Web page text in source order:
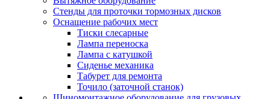
Стенды для проточки тормозных дисков
Оснащение рабочих мест
Тиски слесарные
Лампа переноска
Лампа с катушкой
Сиденье механика
Табурет для ремонта
Точило (заточной станок)